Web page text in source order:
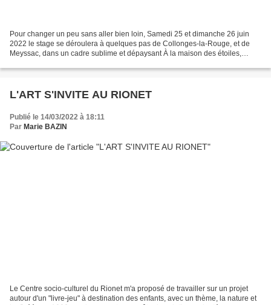
Pour changer un peu sans aller bien loin, Samedi 25 et dimanche 26 juin
2022 le stage se déroulera à quelques pas de Collonges-la-Rouge, et de
Meyssac, dans un cadre sublime et dépaysant À la maison des étoiles,
L'ART S'INVITE AU RIONET
Publié le 14/03/2022 à 18:11
Par Marie BAZIN
Le Centre socio-culturel du Rionet m'a proposé de travailler sur un projet
autour d'un "livre-jeu" à destination des enfants, avec un thème, la nature et